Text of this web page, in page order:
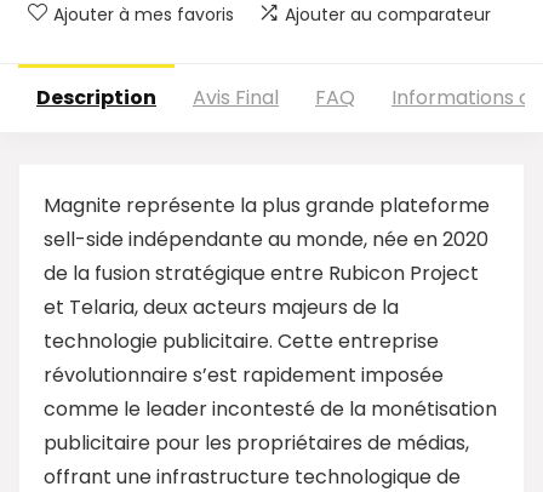
Ajouter à mes favoris Ajouter au comparateur
Description Avis Final FAQ Informations
Magnite représente la plus grande plateforme
sell-side indépendante au monde, née en 2020
de la fusion stratégique entre Rubicon Project
et Telaria, deux acteurs majeurs de la
technologie publicitaire. Cette entreprise
révolutionnaire s’est rapidement imposée
comme le leader incontesté de la monétisation
publicitaire pour les propriétaires de médias,
offrant une infrastructure technologique de